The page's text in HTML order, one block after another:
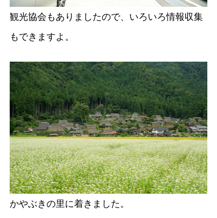
観光協会もありましたので、いろいろ情報収集
もできますよ。
かやぶきの里に着きました。